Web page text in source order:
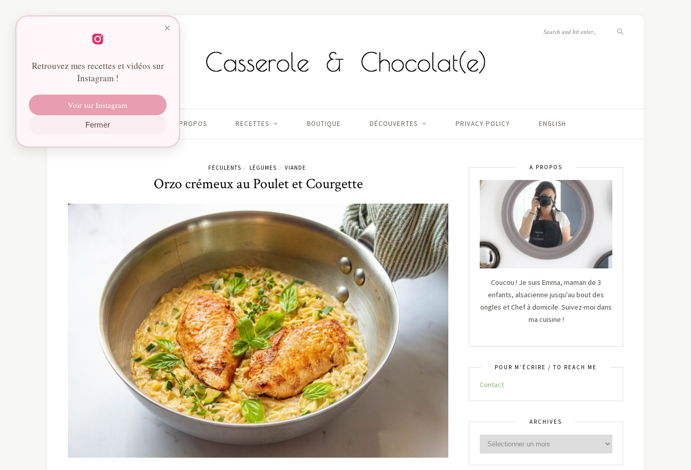
À PROPOS RECETTES BOUTIQUE DÉCOUVERTES PRIVACY POLICY ENGLISH
FÉCULENTS / LÉGUMES / VIANDE
Orzo crémeux au Poulet et Courgette
A PROPOS
Coucou ! Je suis Emma, maman de 3
enfants, alsacienne jusqu'au bout des
ongles et Chef à domicile. Suivez-moi dans
ma cuisine !
POUR M’ÉCRIRE / TO REACH ME
Contact
ARCHIVES
×
Retrouvez mes recettes et vidéos sur
Instagram !
Voir sur Instagram
Fermer